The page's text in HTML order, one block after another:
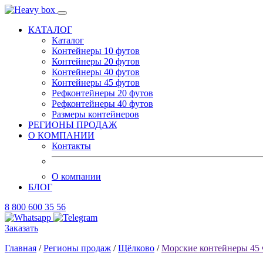
КАТАЛОГ
Каталог
Контейнеры 10 футов
Контейнеры 20 футов
Контейнеры 40 футов
Контейнеры 45 футов
Рефконтейнеры 20 футов
Рефконтейнеры 40 футов
Размеры контейнеров
РЕГИОНЫ ПРОДАЖ
О КОМПАНИИ
Контакты
О компании
БЛОГ
8 800 600 35 56
Заказать
Главная /Регионы продаж /Щёлково /Морские контейнеры 45